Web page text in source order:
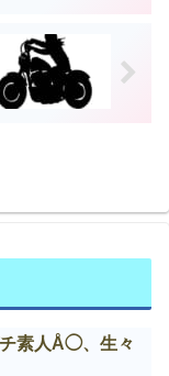
チ素人Å◯、生々